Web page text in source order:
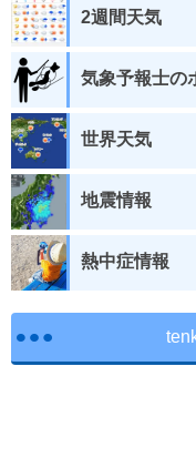
2週間天気
気象予報士の
世界天気
地震情報
熱中症情報